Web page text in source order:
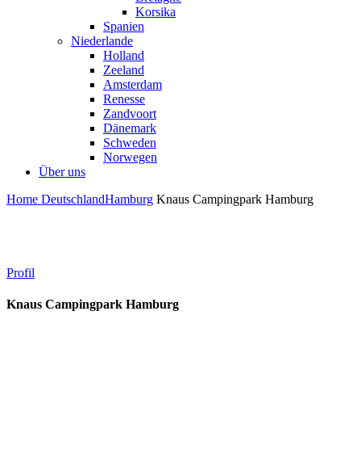
Korsika
Spanien
Niederlande
Holland
Zeeland
Amsterdam
Renesse
Zandvoort
Dänemark
Schweden
Norwegen
Über uns
Home DeutschlandHamburg Knaus Campingpark Hamburg
Profil
Knaus Campingpark Hamburg